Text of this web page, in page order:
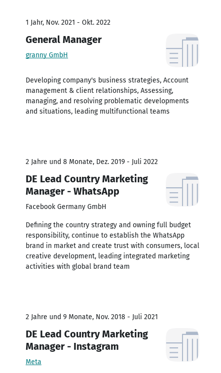
1 Jahr, Nov. 2021 - Okt. 2022
General Manager
granny GmbH
Developing company's business strategies, Account
management & client relationships, Assessing,
managing, and resolving problematic developments
and situations, leading multifunctional teams
2 Jahre und 8 Monate, Dez. 2019 - Juli 2022
DE Lead Country Marketing
Manager - WhatsApp
Facebook Germany GmbH
Defining the country strategy and owning full budget
responsibility, continue to establish the WhatsApp
brand in market and create trust with consumers, local
creative development, leading integrated marketing
activities with global brand team
2 Jahre und 9 Monate, Nov. 2018 - Juli 2021
DE Lead Country Marketing
Manager - Instagram
Meta